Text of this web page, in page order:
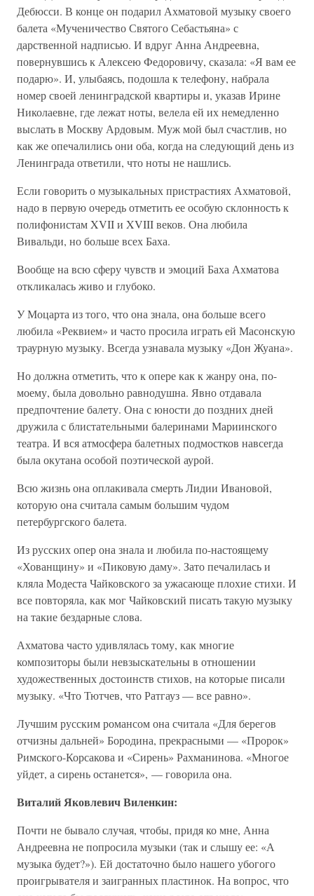
Дебюсси. В конце он подарил Ахматовой музыку своего
балета «Мученичество Святого Себастьяна» с
дарственной надписью. И вдруг Анна Андреевна,
повернувшись к Алексею Федоровичу, сказала: «Я вам ее
подарю». И, улыбаясь, подошла к телефону, набрала
номер своей ленинградской квартиры и, указав Ирине
Николаевне, где лежат ноты, велела ей их немедленно
выслать в Москву Ардовым. Муж мой был счастлив, но
как же опечалились они оба, когда на следующий день из
Ленинграда ответили, что ноты не нашлись.
Если говорить о музыкальных пристрастиях Ахматовой,
надо в первую очередь отметить ее особую склонность к
полифонистам XVII и XVIII веков. Она любила
Вивальди, но больше всех Баха.
Вообще на всю сферу чувств и эмоций Баха Ахматова
откликалась живо и глубоко.
У Моцарта из того, что она знала, она больше всего
любила «Реквием» и часто просила играть ей Масонскую
траурную музыку. Всегда узнавала музыку «Дон Жуана».
Но должна отметить, что к опере как к жанру она, по-
моему, была довольно равнодушна. Явно отдавала
предпочтение балету. Она с юности до поздних дней
дружила с блистательными балеринами Мариинского
театра. И вся атмосфера балетных подмостков навсегда
была окутана особой поэтической аурой.
Всю жизнь она оплакивала смерть Лидии Ивановой,
которую она считала самым большим чудом
петербургского балета.
Из русских опер она знала и любила по-настоящему
«Хованщину» и «Пиковую даму». Зато печалилась и
кляла Модеста Чайковского за ужасающе плохие стихи. И
все повторяла, как мог Чайковский писать такую музыку
на такие бездарные слова.
Ахматова часто удивлялась тому, как многие
композиторы были невзыскательны в отношении
художественных достоинств стихов, на которые писали
музыку. «Что Тютчев, что Ратгауз — все равно».
Лучшим русским романсом она считала «Для берегов
отчизны дальней» Бородина, прекрасными — «Пророк»
Римского-Корсакова и «Сирень» Рахманинова. «Многое
уйдет, а сирень останется», — говорила она.
Виталий Яковлевич Виленкин:
Почти не бывало случая, чтобы, придя ко мне, Анна
Андреевна не попросила музыки (так и слышу ее: «А
музыка будет?»). Ей достаточно было нашего убогого
проигрывателя и заигранных пластинок. На вопрос, что